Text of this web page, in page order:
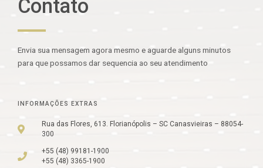
Contato
Envia sua mensagem agora mesmo e aguarde alguns minutos
para que possamos dar sequencia ao seu atendimento
INFORMAÇÕES EXTRAS
Rua das Flores, 613. Florianópolis – SC Canasvieiras – 88054-
300
+55 (48) 99181-1900
+55 (48) 3365-1900